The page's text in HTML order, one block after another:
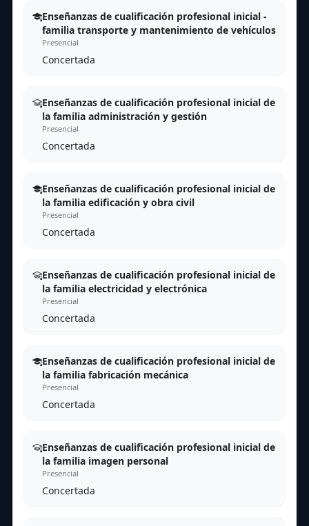
Enseñanzas de cualificación profesional inicial -
familia transporte y mantenimiento de vehículos
Presencial
Concertada
Enseñanzas de cualificación profesional inicial de
la familia administración y gestión
Presencial
Concertada
Enseñanzas de cualificación profesional inicial de
la familia edificación y obra civil
Presencial
Concertada
Enseñanzas de cualificación profesional inicial de
la familia electricidad y electrónica
Presencial
Concertada
Enseñanzas de cualificación profesional inicial de
la familia fabricación mecánica
Presencial
Concertada
Enseñanzas de cualificación profesional inicial de
la familia imagen personal
Presencial
Concertada